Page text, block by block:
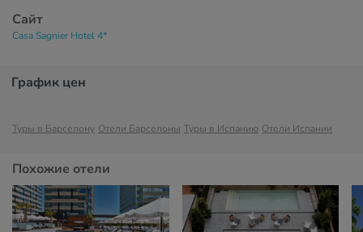
Сайт
Casa Sagnier Hotel 4*
График цен
Туры в Барселону Отели Барселоны Туры в Испанию Отели Испании
Похожие отели